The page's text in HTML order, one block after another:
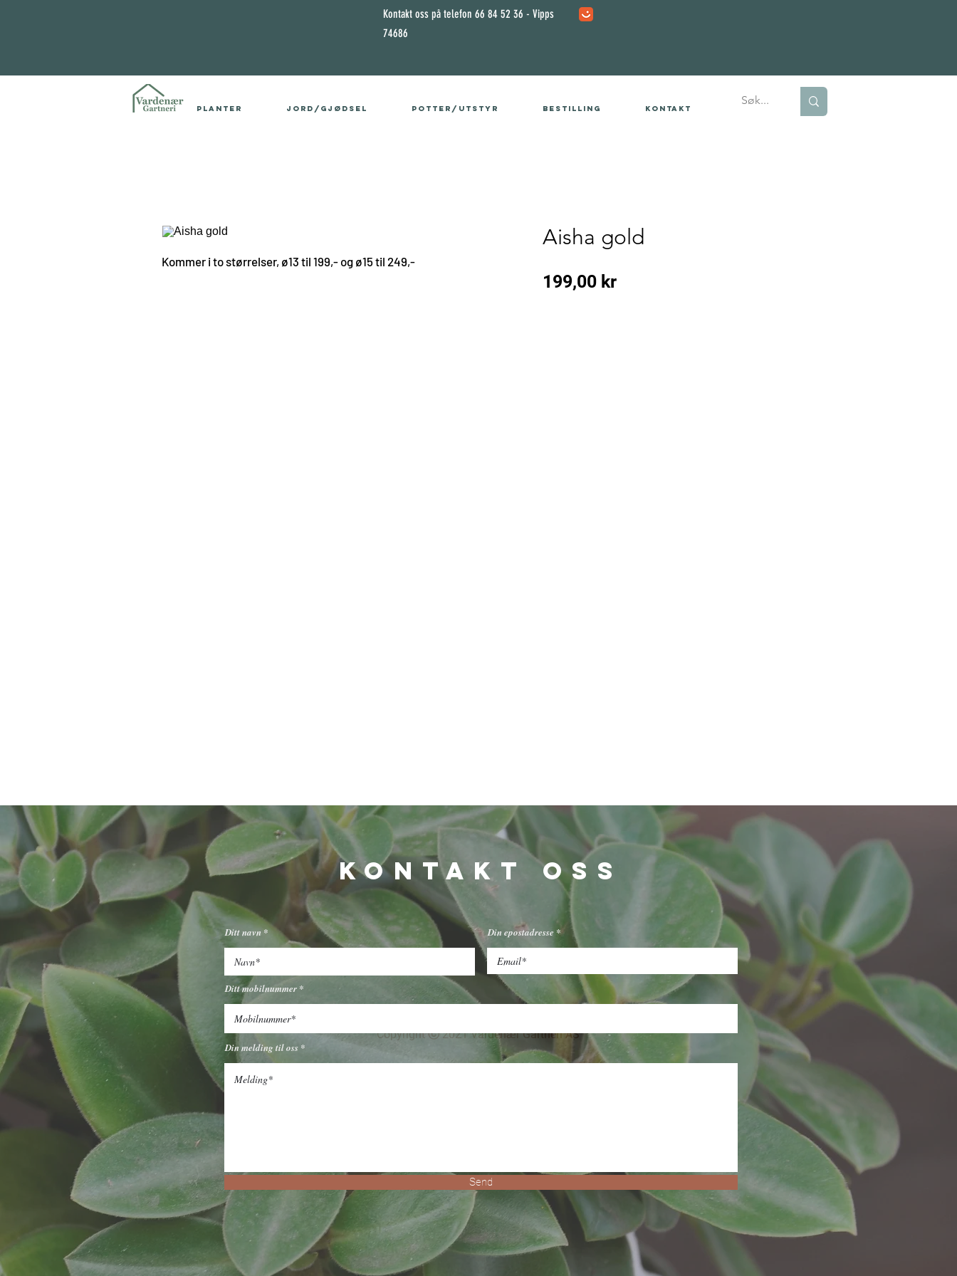
Kontakt oss på telefon 66 84 52 36 - Vipps
74686
Planter Jord/gjødsel Potter/utstyr Bestilling Kontakt
Kommer i to størrelser, ø13 til 199,- og ø15 til 249,-
Aisha gold
199,00 krPris
kontakt
Fekjan 71, 1394 Nesbru
Tlf: 66 84 52 36
post@vardenargartneri.no
Instagram:vardenargartneri
åpningstider
Mandag - Fredag: 9 - 20
Lørdag: 10 - 18
Søndag: 12 - 18
følg oss
Copyright ⓒ 2021 Vardenær Gartneri AS
KONTAKT OSS
Ditt navn Din epostadresse
Ditt mobilnummer
Din melding til oss
Send